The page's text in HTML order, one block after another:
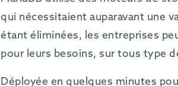
qui nécessitaient auparavant une
étant éliminées, les entreprises
pour leurs besoins, sur tous type
Déployée en quelques minutes